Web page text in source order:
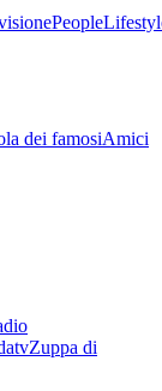
People
dei famosiAmici
Zuppa di